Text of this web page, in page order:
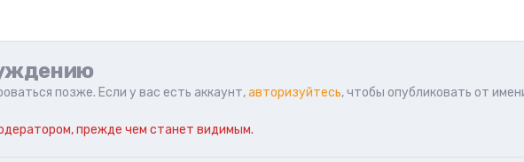
позже. Если у вас есть аккаунт,авторизуйтесь, чтобы опубликовать от
прежде чем станет видимым.